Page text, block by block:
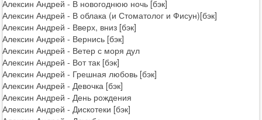
Алексин Андрей - В новогоднюю ночь [бэк]
Алексин Андрей - В облака (и Стоматолог и Фисун)[бэк]
Алексин Андрей - Вверх, вниз [бэк]
Алексин Андрей - Вернись [бэк]
Алексин Андрей - Ветер с моря дул
Алексин Андрей - Вот так [бэк]
Алексин Андрей - Грешная любовь [бэк]
Алексин Андрей - Девочка [бэк]
Алексин Андрей - День рождения
Алексин Андрей - Дискотеки [бэк]